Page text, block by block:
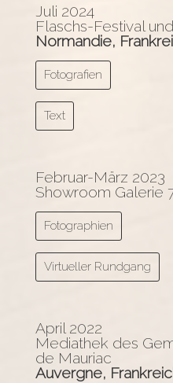
Juli 2024
Flaschs-Festival
Normandie,
Fotografien
Text
Februar-März 2023
Showroom Galerie
Fotographien
Virtueller Rundgang
April 2022
Mediathek des
de Mauriac
Auvergne,